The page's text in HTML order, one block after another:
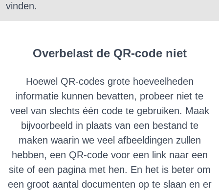
vinden.
Overbelast de QR-code niet
Hoewel QR-codes grote hoeveelheden
informatie kunnen bevatten, probeer niet te
veel van slechts één code te gebruiken. Maak
bijvoorbeeld in plaats van een bestand te
maken waarin we veel afbeeldingen zullen
hebben, een QR-code voor een link naar een
site of een pagina met hen. En het is beter om
een ​​groot aantal documenten op te slaan en er